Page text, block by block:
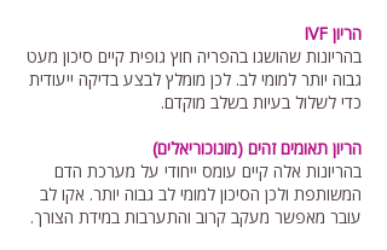
הריון IVF
בהריונות שהושגו בהפריה חוץ גופית קיים סיכון מעט
גבוה יותר למומי לב. לכן מומלץ לבצע בדיקה ייעודית
כדי לשלול בעיות בשלב מוקדם.
הריון תאומים זהים (מונוכוריאלים)
בהריונות אלה קיים עומס ייחודי על מערכת הדם
המשותפת ולכן הסיכון למומי לב גבוה יותר. אקו לב
עובר מאפשר מעקב קרוב והתערבות במידת הצורך.